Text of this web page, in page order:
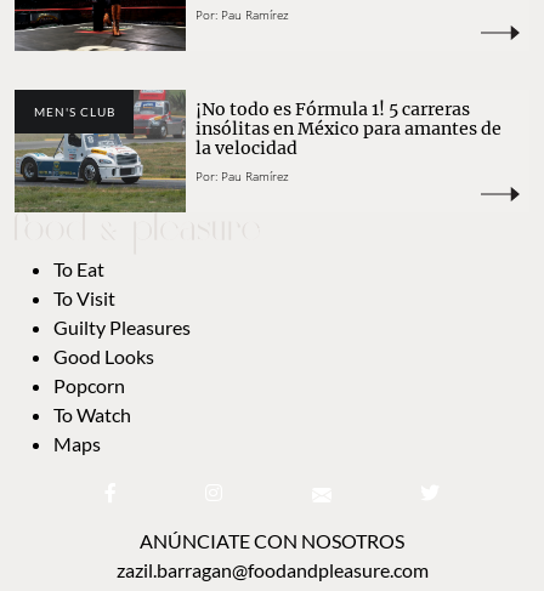
Por: Pau Ramírez
MEN'S CLUB
¡No todo es Fórmula 1! 5 carreras
insólitas en México para amantes de
la velocidad
Por: Pau Ramírez
To Eat
To Visit
Guilty Pleasures
Good Looks
Popcorn
To Watch
Maps
ANÚNCIATE CON NOSOTROS
zazil.barragan@foodandpleasure.com